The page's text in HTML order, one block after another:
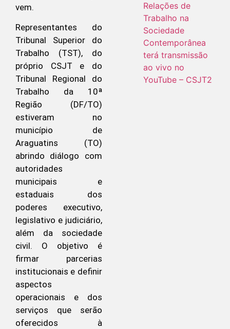
vem.
Representantes do
Tribunal Superior do
Trabalho (TST), do
próprio CSJT e do
Tribunal Regional do
Trabalho da 10ª
Região (DF/TO)
estiveram no
município de
Araguatins (TO)
abrindo diálogo com
autoridades
municipais e
estaduais dos
poderes executivo,
legislativo e judiciário,
além da sociedade
civil. O objetivo é
firmar parcerias
institucionais e definir
aspectos
operacionais e dos
serviços que serão
oferecidos à
Relações de
Trabalho na
Sociedade
Contemporânea
terá transmissão
ao vivo no
YouTube – CSJT2